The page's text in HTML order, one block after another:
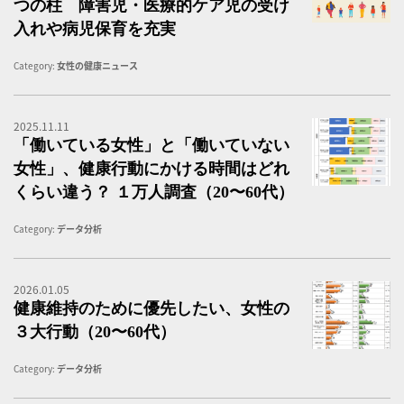
つの柱 障害児・医療的ケア児の受け
入れや病児保育を充実
Category: 女性の健康ニュース
2025.11.11
「働いている女性」と「働いていない
女性」、健康行動にかける時間はどれ
くらい違う？ １万人調査（20〜60代）
Category: データ分析
2026.01.05
健康維持のために優先したい、女性の
３大行動（20〜60代）
Category: データ分析